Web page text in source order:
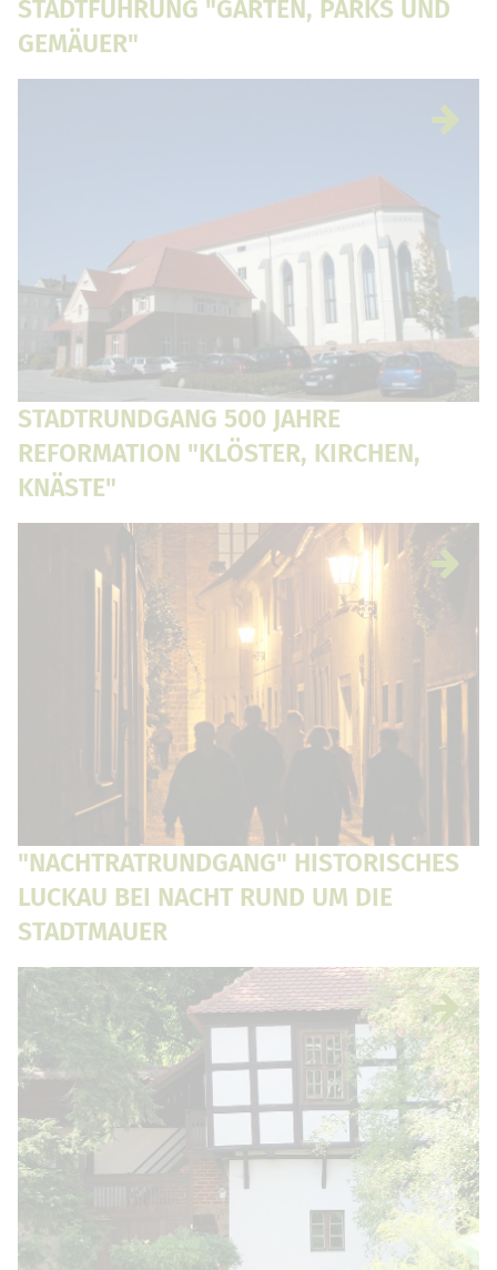
STADTFÜHRUNG "GÄRTEN, PARKS UND
GEMÄUER"
STADTRUNDGANG 500 JAHRE
REFORMATION "KLÖSTER, KIRCHEN,
KNÄSTE"
"NACHTRATRUNDGANG" HISTORISCHES
LUCKAU BEI NACHT RUND UM DIE
STADTMAUER